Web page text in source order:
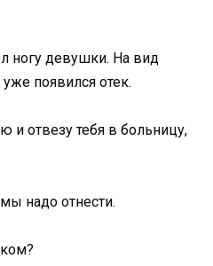
ногу девушки. На вид
появился отек.
и отвезу тебя в больницу,
надо отнести.